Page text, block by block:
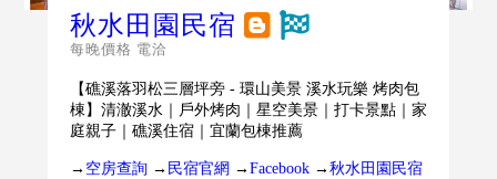
秋水田園民宿
每晚價格 電洽
【礁溪落羽松三層坪旁 - 環山美景 溪水玩樂 烤肉包
棟】清澈溪水｜戶外烤肉｜星空美景｜打卡景點｜家
庭親子｜礁溪住宿｜宜蘭包棟推薦
→ 空房查詢→ 民宿官網 →Facebook→秋水田園民宿